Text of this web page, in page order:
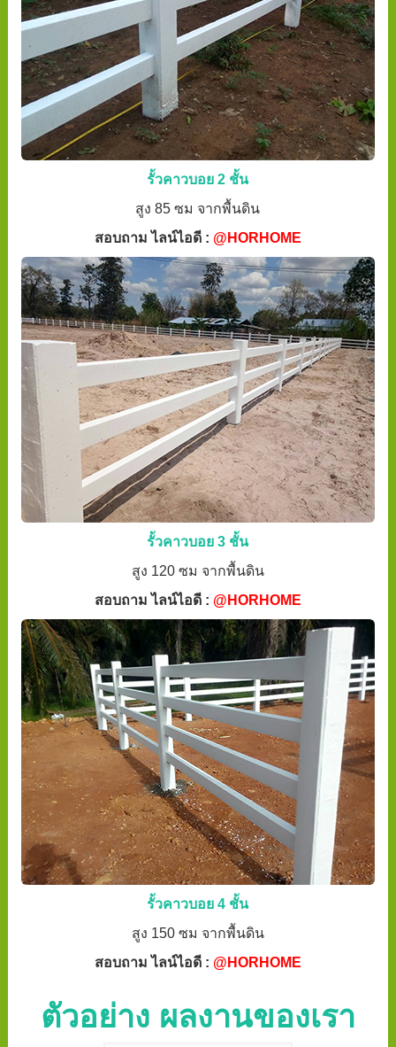
รั้วคาวบอย 2 ชั้น
สูง 85 ซม จากพื้นดิน
สอบถาม ไลน์ไอดี : @HORHOME
รั้วคาวบอย 3 ชั้น
สูง 120 ซม จากพื้นดิน
สอบถาม ไลน์ไอดี : @HORHOME
รั้วคาวบอย 4 ชั้น
สูง 150 ซม จากพื้นดิน
สอบถาม ไลน์ไอดี : @HORHOME
ตัวอย่าง ผลงานของเรา